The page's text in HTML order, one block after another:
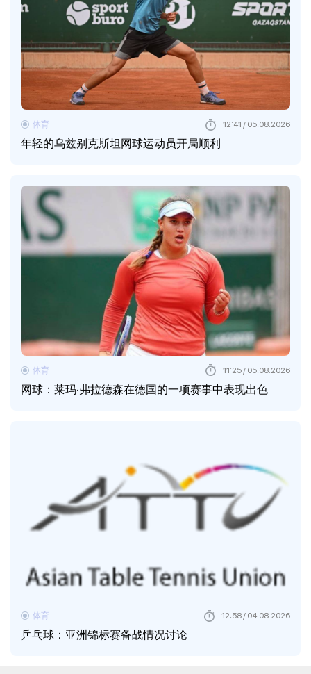
年轻的乌兹别克斯坦网球运动员开局顺利
体育 12:41 / 05.08.2026
网球：莱玛·弗拉德森在德国的一项赛事中表现出色
体育 11:25 / 05.08.2026
乒乓球：亚洲锦标赛备战情况讨论
体育 12:58 / 04.08.2026